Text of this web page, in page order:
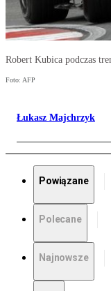
Robert Kubica podczas
Foto: AFP
Łukasz Majchrzyk
Powiązane
Polecane
Najnowsze